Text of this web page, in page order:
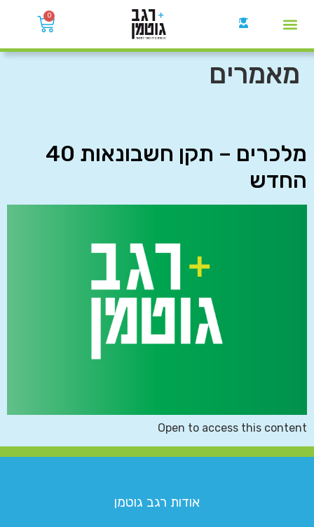
0
מאמרים
מלכרים – תקן חשבונאות 40
החדש
Open to access this content
אודות רגב גוטמן